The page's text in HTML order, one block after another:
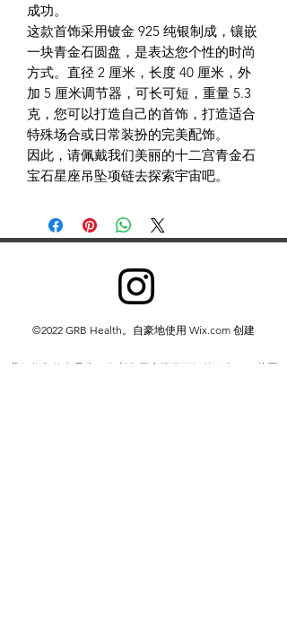
成功。
这款首饰采用镀金 925 纯银制成，镶嵌
一块青金石圆盘，是表达您个性的时尚
方式。直径 2 厘米，长度 40 厘米，外
加 5 厘米调节器，可长可短，重量 5.3
克，您可以打造自己的首饰，打造适合
特殊场合或日常装扮的完美配饰。
因此，请佩戴我们美丽的十二宫青金石
宝石星座吊坠项链去探索宇宙吧。
©2022 GRB Health。自豪地使用 Wix.com 创建
我们收集信息是为了向所有用户提供更好的服务——从弄